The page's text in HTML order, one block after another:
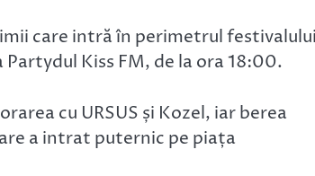
care intră în perimetrul
Kiss FM, de la ora 18:00.
cu URSUS și Kozel, iar berea
a intrat puternic pe piața